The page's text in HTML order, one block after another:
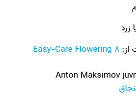
زرد
از:
8 Easy-Care Flowering
Anton Maksimov